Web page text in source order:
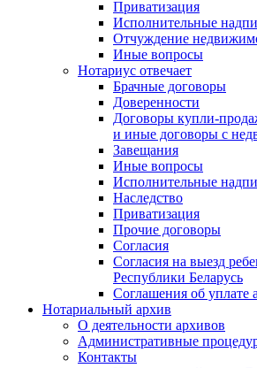
Приватизация
Исполнительные
Отчуждение
Иные вопросы
Нотариус отвечает
Брачные договоры
Доверенности
Договоры купли-
и иные договоры с
Завещания
Иные вопросы
Исполнительные
Наследство
Приватизация
Прочие договоры
Согласия
Согласия на выезд
Республики Беларусь
Соглашения об уплате
Нотариальный архив
О деятельности архивов
Административные
Контакты